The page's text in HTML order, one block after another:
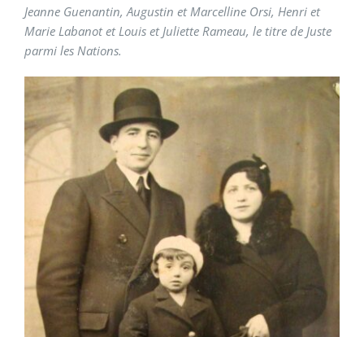
Jeanne Guenantin, Augustin et Marcelline Orsi, Henri et
Marie Labanot et Louis et Juliette Rameau, le titre de Juste
parmi les Nations.